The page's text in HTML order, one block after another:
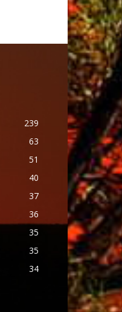
239
63
51
40
37
36
35
35
34